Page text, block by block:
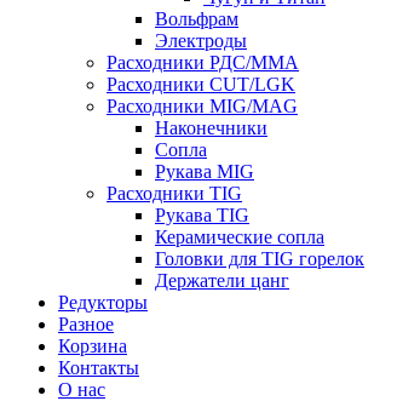
Вольфрам
Электроды
Расходники РДС/MMA
Расходники CUT/LGK
Расходники MIG/MAG
Наконечники
Сопла
Рукава MIG
Расходники TIG
Рукава TIG
Керамические сопла
Головки для TIG горелок
Держатели цанг
Редукторы
Разное
Корзина
Контакты
О нас